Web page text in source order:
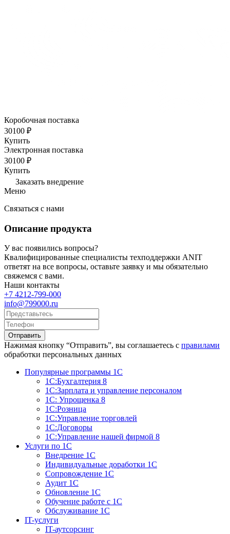
Коробочная поставка
30100 ₽
Купить
Электронная поставка
30100 ₽
Купить
Заказать внедрение
Меню
Связаться с нами
Описание продукта
У вас появились вопросы?
Квалифицированные специалисты техподдержки ANIT
ответят на все вопросы, оставьте заявку и мы обязательно
свяжемся с вами.
Наши контакты
+7 4212-799-000
info@799000.ru
Отправить
Нажимая кнопку “Отправить”, вы соглашаетесь с правилами
обработки персональных данных
Популярные программы 1С
1С:Бухгалтерия 8
1С:Зарплата и управление персоналом
1С: Упрощенка 8
1С:Розница
1С:Управление торговлей
1С:Договоры
1С:Управление нашей фирмой 8
Услуги по 1С
Внедрение 1С
Индивидуальные доработки 1С
Сопровождение 1С
Аудит 1С
Обновление 1С
Обучение работе с 1С
Обслуживание 1С
IT-услуги
IT-аутсорсинг